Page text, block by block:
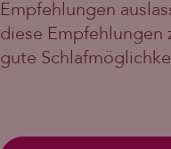
Empfehlungen
diese Empfehlungen
gute